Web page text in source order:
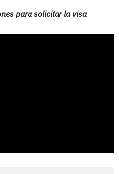
para solicitar la visa